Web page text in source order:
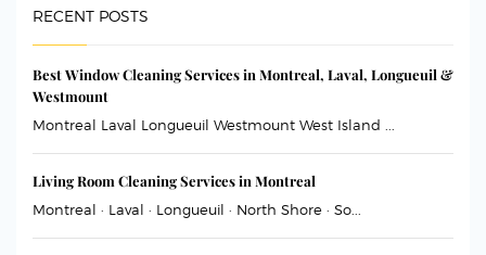
RECENT POSTS
Best Window Cleaning Services in Montreal, Laval, Longueuil &
Westmount
Montreal Laval Longueuil Westmount West Island ...
Living Room Cleaning Services in Montreal
Montreal · Laval · Longueuil · North Shore · So...